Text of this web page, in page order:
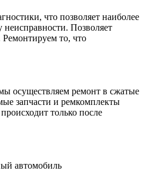
что позволяет наиболее
неисправности. Позволяет
Ремонтируем то, что
осуществляем ремонт в сжатые
запчасти и ремкомплекты
только после
автомобиль